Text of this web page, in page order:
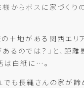
様からボスに家づくり
の土地がある関西エリ
るのでは？」と、距離
は白紙に…。
も長縄さんの家が諦